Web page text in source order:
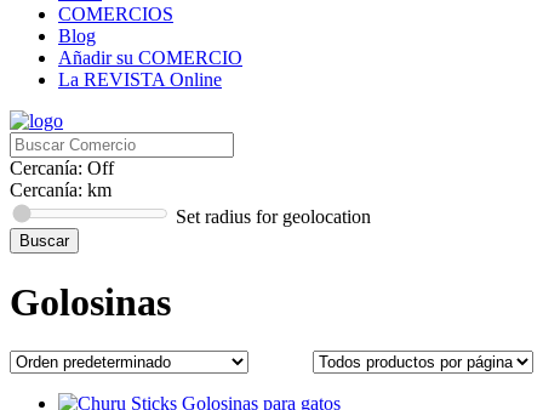
COMERCIOS
Blog
Añadir su COMERCIO
La REVISTA Online
Cercanía: Off
Cercanía: km
Set radius for geolocation
Golosinas